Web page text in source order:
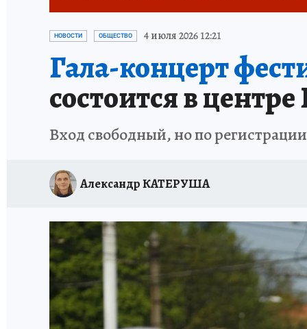
ИСПЫТАНО НА СЕБЕ
НОВОСТИ ОБЩЕСТВО 4 июля 2026 12:21
Гала-концерт
состоится в
Вход свободный, но по регистрации
Александр КАТЕРУША